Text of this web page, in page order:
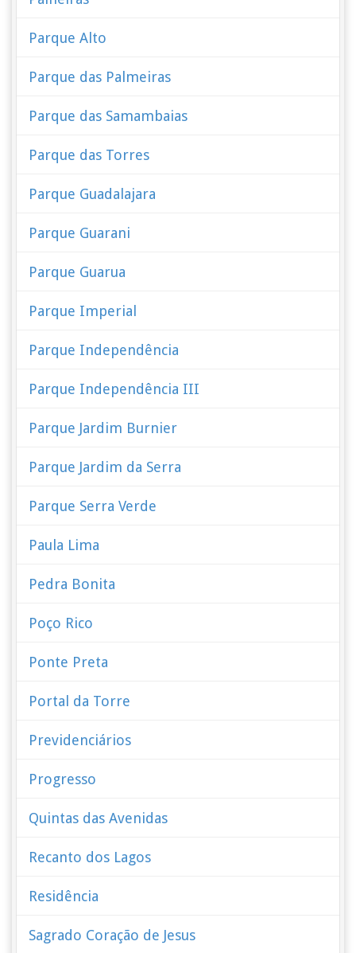
Parque Alto
Parque das Palmeiras
Parque das Samambaias
Parque das Torres
Parque Guadalajara
Parque Guarani
Parque Guarua
Parque Imperial
Parque Independência
Parque Independência III
Parque Jardim Burnier
Parque Jardim da Serra
Parque Serra Verde
Paula Lima
Pedra Bonita
Poço Rico
Ponte Preta
Portal da Torre
Previdenciários
Progresso
Quintas das Avenidas
Recanto dos Lagos
Residência
Sagrado Coração de Jesus